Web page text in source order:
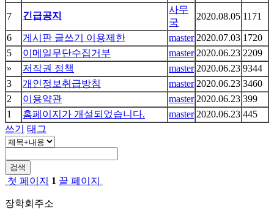
7 긴급공지
사무
국
2020.08.05 1171
6 게시판 글쓰기 이용제한 master 2020.07.03 1720
5
이메일무단수집거부 master 2020.06.23 2209
»
저작권 정책 master 2020.06.23 9344
3
개인정보취급방침 master 2020.06.23 3460
2
이용약관 master 2020.06.23 399
1
홈페이지가 개설되었습니다. master 2020.06.23 445
쓰기
태그
검색
첫 페이지 1 끝 페이지
장학회주소